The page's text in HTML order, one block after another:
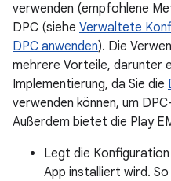
verwenden (empfohlene
DPC (siehe Verwaltete
DPC anwenden). Die
mehrere Vorteile, darunter
Implementierung, da Sie die
verwenden können, um
Außerdem bietet die Play
Legt die
App installiert wird.